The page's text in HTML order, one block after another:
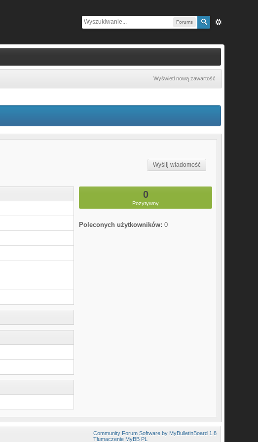
Forums
Wyświetl nową zawartość
Wyślij wiadomość
0
Pozytywny
Poleconych użytkowników: 0
Community Forum Software by MyBulletinBoard 1.8
Tłumaczenie MyBB PL